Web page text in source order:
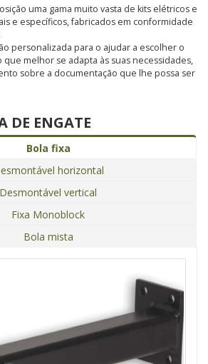
uma gama muito vasta de kits elétricos e
e específicos, fabricados em conformidade
personalizada para o ajudar a escolher o
melhor se adapta às suas necessidades,
sobre a documentação que lhe possa ser
DE ENGATE
Bola fixa
horizontal
Desmontável vertical
Fixa Monoblock
Bola mista